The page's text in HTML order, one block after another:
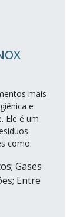
mais
e
Ele é um
como:
Gases
Entre